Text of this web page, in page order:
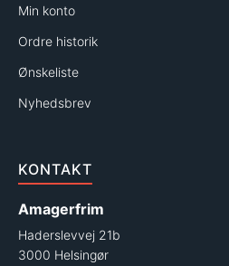
Min konto
Ordre historik
Ønskeliste
Nyhedsbrev
KONTAKT
Amagerfrim
Haderslevvej 21b
3000 Helsingør